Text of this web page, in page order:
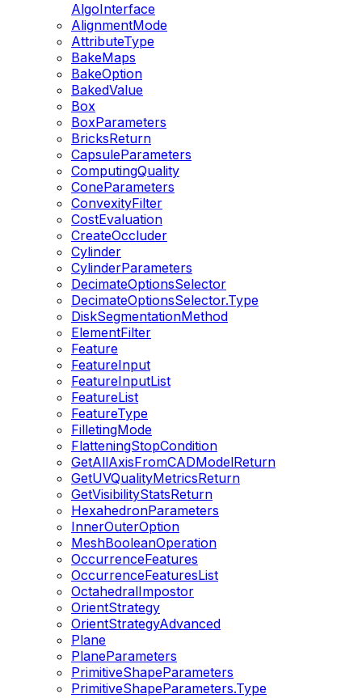
AlgoInterface
AlignmentMode
AttributeType
BakeMaps
BakeOption
BakedValue
Box
BoxParameters
BricksReturn
CapsuleParameters
ComputingQuality
ConeParameters
ConvexityFilter
CostEvaluation
CreateOccluder
Cylinder
CylinderParameters
DecimateOptionsSelector
DecimateOptionsSelector.Type
DiskSegmentationMethod
ElementFilter
Feature
FeatureInput
FeatureInputList
FeatureList
FeatureType
FilletingMode
FlatteningStopCondition
GetAllAxisFromCADModelReturn
GetUVQualityMetricsReturn
GetVisibilityStatsReturn
HexahedronParameters
InnerOuterOption
MeshBooleanOperation
OccurrenceFeatures
OccurrenceFeaturesList
OctahedralImpostor
OrientStrategy
OrientStrategyAdvanced
Plane
PlaneParameters
PrimitiveShapeParameters
PrimitiveShapeParameters.Type